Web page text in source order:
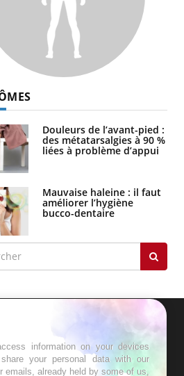
empêche-t-elle de dormir
Douleurs de l’avant-pied :
des métatarsalgies à 90 %
liées à problème d’appui
Mauvaise haleine : il faut
améliorer l’hygiène
bucco-dentaire
information on your devices
your personal data with our
emails, already held by some of us,